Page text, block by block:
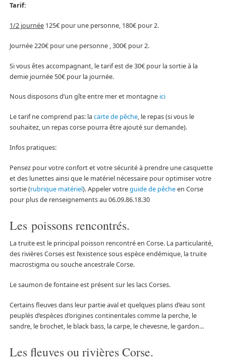
Tarif:
1/2 journée125€ pour une personne, 180€ pour 2.
Journée 220€ pour une personne , 300€ pour 2.
Si vous êtes accompagnant, le tarif est de 30€ pour la sortie à la
demie journée 50€ pour la journée.
Nous disposons d’un gîte entre mer et montagne ici
Le tarif ne comprend pas: la carte de pêche, le repas (si vous le
souhaitez, un repas corse pourra être ajouté sur demande).
Infos pratiques:
Pensez pour votre confort et votre sécurité à prendre une casquette
et des lunettes ainsi que le matériel nécessaire pour optimiser votre
sortie (rubrique matériel). Appeler votreguide de pêcheen Corse
pour plus de renseignements au 06.09.86.18.30
Les poissons rencontrés.
La truite est le principal poisson rencontré en Corse. La particularité,
des rivières Corses est l’existence sous espèce endémique, la truite
macrostigma ou souche ancestrale Corse.
Le saumon de fontaine est présent sur les lacs Corses.
Certains fleuves dans leur partie aval et quelques plans d’eau sont
peuplés d’espèces d’origines continentales comme la perche, le
sandre, le brochet, le black bass, la carpe, le chevesne, le gardon…
Les fleuves ou rivières Corse.